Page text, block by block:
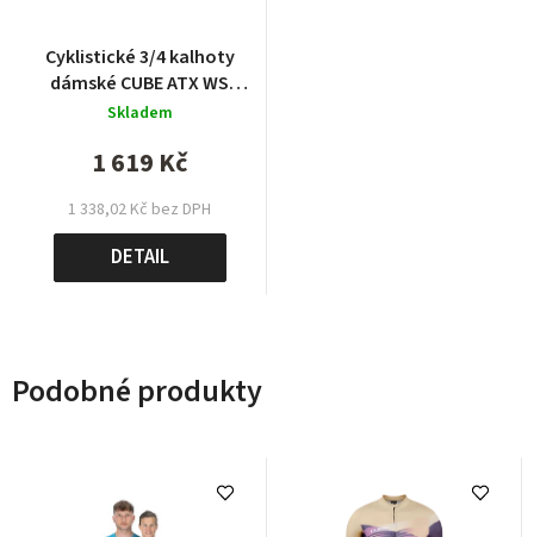
Cyklistické 3/4 kalhoty
dámské CUBE ATX WS
Cropped Tights grey
Skladem
1 338,02 Kč bez DPH
1 619 Kč
DETAIL
Podobné produkty